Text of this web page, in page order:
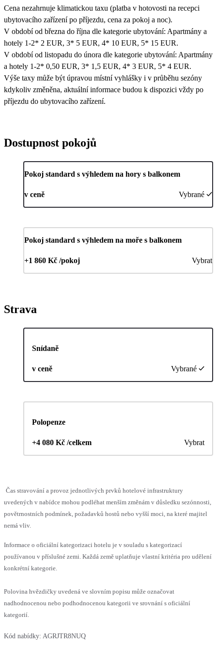
Cena nezahrnuje klimatickou taxu (platba v hotovosti na recepci
ubytovacího zařízení po příjezdu, cena za pokoj a noc).
V období od března do října dle kategorie ubytování: Apartmány a
hotely 1-2* 2 EUR, 3* 5 EUR, 4* 10 EUR, 5* 15 EUR.
V období od listopadu do února dle kategorie ubytování: Apartmány
a hotely 1-2* 0,50 EUR, 3* 1,5 EUR, 4* 3 EUR, 5* 4 EUR.
Výše taxy může být úpravou místní vyhlášky i v průběhu sezóny
kdykoliv změněna, aktuální informace budou k dispozici vždy po
příjezdu do ubytovacího zařízení.
Dostupnost pokojů
Pokoj standard s výhledem na hory s balkonem
v ceně Vybrané
Pokoj standard s výhledem na moře s balkonem
+1 860 Kč /pokoj Vybrat
Strava
Snídaně
v ceně Vybrané
Polopenze
+4 080 Kč /celkem Vybrat
Čas stravování a provoz jednotlivých prvků hotelové infrastruktury
uvedených v nabídce mohou podléhat menším změnám v důsledku sezónnosti,
povětrnostních podmínek, požadavků hostů nebo vyšší moci, na které majitel
nemá vliv.
Informace o oficiální kategorizaci hotelu je v souladu s kategorizací
používanou v příslušné zemi. Každá země uplatňuje vlastní kritéria pro udělení
konkrétní kategorie.
Polovina hvězdičky uvedená ve slovním popisu může označovat
nadhodnocenou nebo podhodnocenou kategorii ve srovnání s oficiální
kategorií.
Kód nabídky: AGRJTR8NUQ